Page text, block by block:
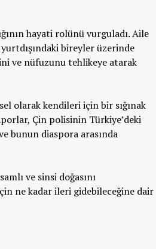
hayati rolünü vurguladı. Aile
bireyler üzerinde
ve nüfuzunu tehlikeye atarak
olarak kendileri için bir sığınak
Çin polisinin Türkiye’deki
bunun diaspora arasında
ve sinsi doğasını
ne kadar ileri gidebileceğine dair